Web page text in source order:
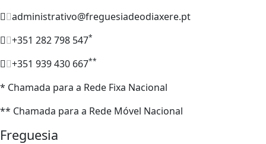
administrativo@freguesiadeodiaxere.pt
+351 282 798 547*
+351 939 430 667**
* Chamada para a Rede Fixa Nacional
** Chamada para a Rede Móvel Nacional
Freguesia